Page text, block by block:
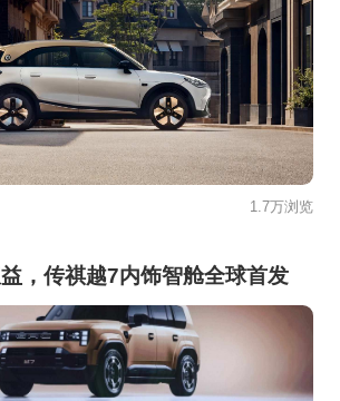
1.7万浏览
，传祺越7内饰智舱全球首发